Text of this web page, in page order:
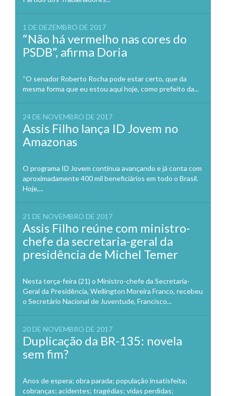
1 DE DEZEMBRO DE 2017
“Não há vermelho nas cores do
PSDB”, afirma Doria
“O senador Roberto Rocha pode estar certo, que da
mesma forma que eu estou aqui hoje, como prefeito da...
24 DE NOVEMBRO DE 2017
Assis Filho lança ID Jovem no
Amazonas
O programa ID Jovem continua avançando e já conta com
aproximadamente 400 mil beneficiários em todo o Brasil.
Hoje,...
21 DE NOVEMBRO DE 2017
Assis Filho reúne com ministro-
chefe da secretaria-geral da
presidência de Michel Temer
Nesta terça-feira (21) o Ministro-chefe da Secretaria-
Geral da Presidência, Wellington Moreira Franco, recebeu
o Secretário Nacional de Juventude, Francisco...
20 DE NOVEMBRO DE 2017
Duplicação da BR-135: novela
sem fim?
Anos de espera; obra parada; população insatisfeita;
cobranças; acidentes; tragédias; vidas perdidas;